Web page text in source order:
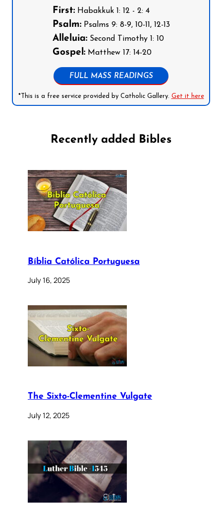
First:Habakkuk 1: 12 - 2: 4
Psalm:Psalms 9: 8-9, 10-11, 12-13
Alleluia:Second Timothy 1: 10
Gospel:Matthew 17: 14-20
FULL MASS READINGS
*This is a free service provided by Catholic Gallery. Get it here
Recently added Bibles
Bíblia Católica Portuguesa
July 16, 2025
The Sixto-Clementine Vulgate
July 12, 2025